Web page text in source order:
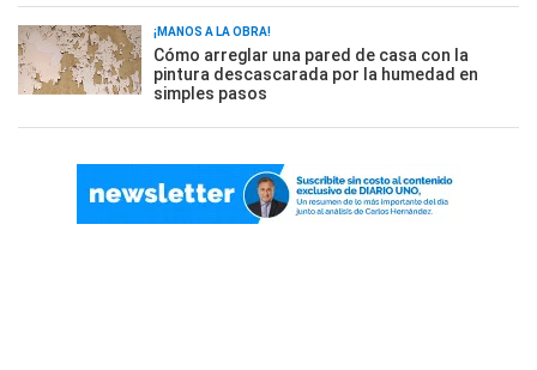
¡MANOS A LA OBRA!
Cómo arreglar una pared de casa con la
pintura descascarada por la humedad en
simples pasos